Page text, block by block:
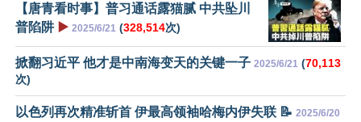
【唐青看时事】普习通话露猫腻 中共坠川
普陷阱 ▶️ 2025/6/21 (328,514次)
掀翻习近平 他才是中南海变天的关键一子 2025/6/21 (70,113
次)
以色列再次精准斩首 伊最高领袖哈梅内伊失联 📝 2025/6/20